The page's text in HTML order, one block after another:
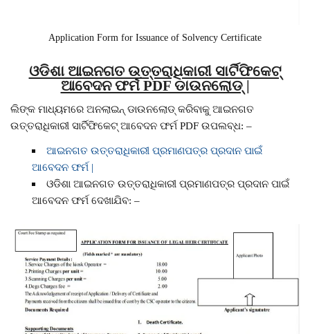
Application Form for Issuance of Solvency Certificate
ଓଡିଶା ଆଇନଗତ ଉତ୍ତରାଧିକାରୀ ସାର୍ଟିଫିକେଟ୍
ଆବେଦନ ଫର୍ମ PDF ଡାଉନଲୋଡ୍ |
ଲିଙ୍କ ମାଧ୍ୟମରେ ଅନଲାଇନ୍ ଡାଉନଲୋଡ୍ କରିବାକୁ ଆଇନଗତ
ଉତ୍ତରାଧିକାରୀ ସାର୍ଟିଫିକେଟ୍ ଆବେଦନ ଫର୍ମ PDF ଉପଲବ୍ଧ: –
ଆଇନଗତ ଉତ୍ତରାଧିକାରୀ ପ୍ରମାଣପତ୍ର ପ୍ରଦାନ ପାଇଁ
ଆବେଦନ ଫର୍ମ |
ଓଡିଶା ଆଇନଗତ ଉତ୍ତରାଧିକାରୀ ପ୍ରମାଣପତ୍ର ପ୍ରଦାନ ପାଇଁ
ଆବେଦନ ଫର୍ମ ଦେଖାଯିବ: –